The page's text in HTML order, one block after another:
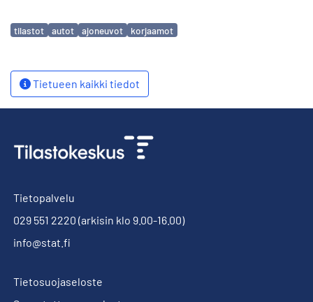
Avainsanat
tilastot autot ajoneuvot korjaamot
Tietueen kaikki tiedot
Tietopalvelu
029 551 2220 (arkisin klo 9.00-16.00)
info@stat.fi
Tietosuojaseloste